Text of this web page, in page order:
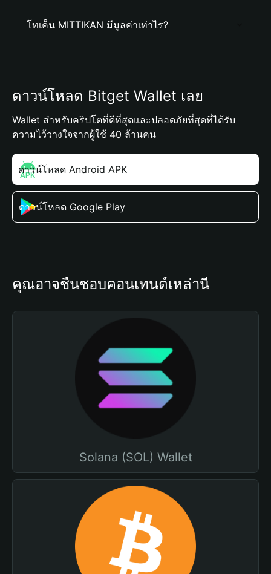
โทเค็น MITTIKAN มีมูลค่าเท่าไร?
ดาวน์โหลด Bitget Wallet เลย
Wallet สำหรับคริปโตที่ดีที่สุดและปลอดภัยที่สุดที่ได้รับ
ความไว้วางใจจากผู้ใช้ 40 ล้านคน
ดาวน์โหลด Android APK
ดาวน์โหลด Google Play
คุณอาจชื่นชอบคอนเทนต์เหล่านี้
Solana (SOL) Wallet